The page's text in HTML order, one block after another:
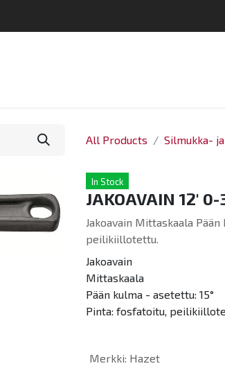
All Products Silmukka-
In Stock
JAKOAVAIN 12'
Jakoavain Mittaskaala
peilikiillotettu.
Jakoavain
Mittaskaala
Pään kulma - asetettu: 15°
Pinta: fosfatoitu,
Merkki: Hazet